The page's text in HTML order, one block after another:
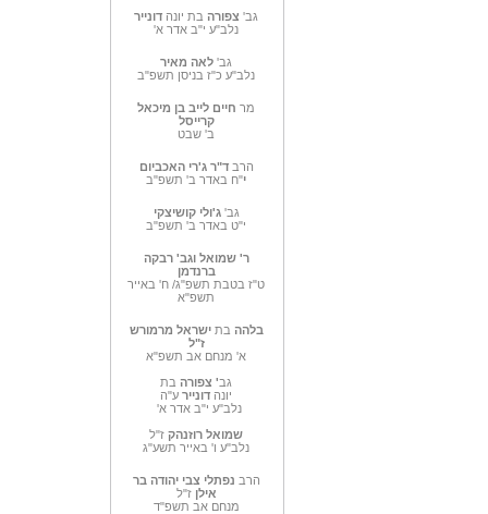
גב' צפורה בת יונה דונייר
נלב"ע י"ב אדר א'
גב' לאה מאיר
נלב"ע כ"ז בניסן תשפ"ב
מר חיים לייב בן מיכאל
קרייסל
ב' שבט
הרב ד"ר ג'רי האכביום
י"ח באדר ב' תשפ"ב
גב' ג'ולי קושיצקי
י"ט באדר ב' תשפ"ב
ר' שמואל וגב' רבקה
ברנדמן
ט"ז בטבת תשפ"ג/ ח' באייר
תשפ"א
בלהה בת ישראל מרמורש
ז"ל
א' מנחם אב תשפ"א
גב' צפורה בת
יונה דונייר ע"ה
נלב"ע י"ב אדר א'
שמואל רוזנהק ז"ל
נלב"ע ו' באייר תשע"ג
הרב נפתלי צבי יהודה בר
אילן ז"ל
מנחם אב תשפ"ד